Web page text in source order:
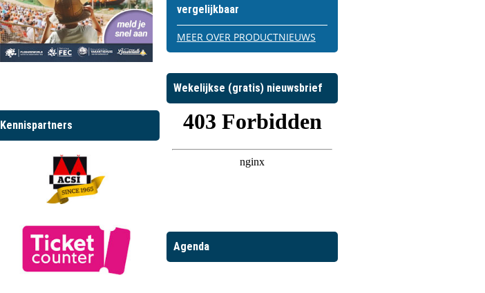
Kennispartners
vergelijkbaar
MEER OVER PRODUCTNIEUWS
Wekelijkse (gratis) nieuwsbrief
Agenda